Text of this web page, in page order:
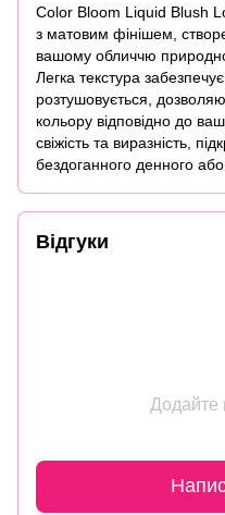
Color Bloom Liquid Blush
з матовим фінішем,
вашому обличчю
Легка текстура
розтушовується,
кольору відповідно до
свіжість та виразність,
бездоганного денного або
Відгуки
Додайте